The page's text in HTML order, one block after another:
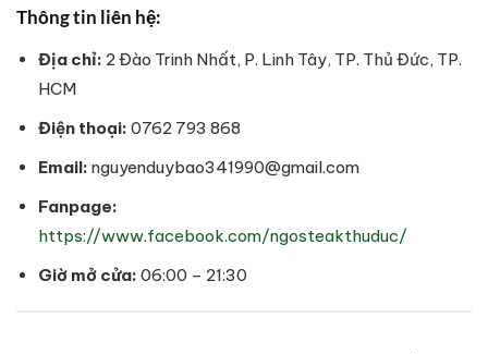
Thông tin liên hệ:
Địa chỉ: 2 Đào Trinh Nhất, P. Linh Tây, TP. Thủ Đức, TP.
HCM
Điện thoại: 0762 793 868
Email: nguyenduybao341990@gmail.com
Fanpage:
https://www.facebook.com/ngosteakthuduc/
Giờ mở cửa: 06:00 – 21:30